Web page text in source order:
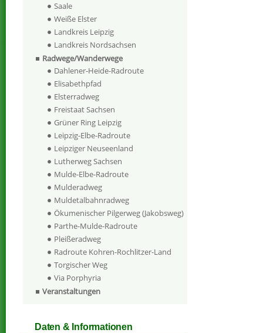
Saale
Weiße Elster
Landkreis Leipzig
Landkreis Nordsachsen
Radwege/Wanderwege
Dahlener-Heide-Radroute
Elisabethpfad
Elsterradweg
Freistaat Sachsen
Grüner Ring Leipzig
Leipzig-Elbe-Radroute
Leipziger Neuseenland
Lutherweg Sachsen
Mulde-Elbe-Radroute
Mulderadweg
Muldetalbahnradweg
Ökumenischer Pilgerweg (Jakobsweg)
Parthe-Mulde-Radroute
Pleißeradweg
Radroute Kohren-Rochlitzer-Land
Torgischer Weg
Via Porphyria
Veranstaltungen
Daten & Informationen